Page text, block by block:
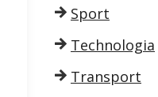
Sport
Technologia
Transport